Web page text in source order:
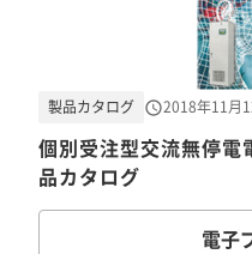
個別受注型交流無停電
品カタログ
製品カタログ 2018年11月
電子